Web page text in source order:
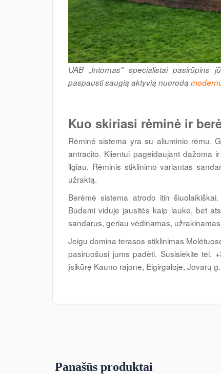
UAB „Intornas" specialistai
paspausti saugią aktyvią nuorodą
Kuo skiriasi rėminė ir
Rėminė sistema yra su aliuminio rėmu.
antracito. Klientui pageidaujant dažoma
ilgiau. Rėminis stiklinimo variantas
užraktą.
Berėmė sistema atrodo itin
Būdami viduje jausitės kaip lauke, bet
sandarus, geriau vėdinamas,
Jeigu domina terasos stiklinimas
pasiruošusi jums padėti. Susisiekite tel.
įsikūrę Kauno rajone, Eigirgaloje, Jovarų
Panašūs produktai